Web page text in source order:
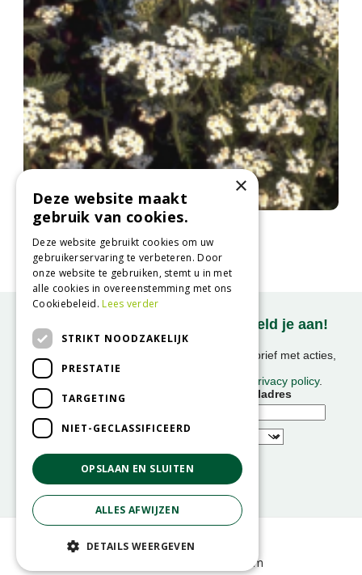
Gewoon duizendblad
Achillea millefolium
Onze nieuwsbrief ontvangen? Meld je aan!
Ontvang ongeveer 1x per week onze nieuwsbrief met acties,
We slaan uw gegevens op conform onze
privacy policy.
Voornaam
E-mailadres
© GroenRijk
GRS-Platform
×
Deze website maakt
gebruik van cookies.
Deze website gebruikt cookies om uw
gebruikerservaring te verbeteren. Door
onze website te gebruiken, stemt u in met
alle cookies in overeenstemming met ons
Cookiebeleid.Lees verder
STRIKT NOODZAKELIJK
PRESTATIE
TARGETING
NIET-GECLASSIFICEERD
OPSLAAN EN SLUITEN
ALLES AFWIJZEN
DETAILS WEERGEVEN